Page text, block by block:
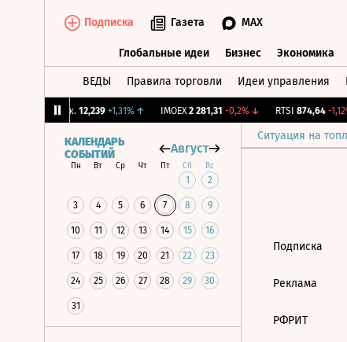
Подписка Газета MAX
Глобальные идеи Бизнес Экономика
ВЕДЫ Правила торговли Идеи управления
12,239 +1,31%↑ IMOEX 2 281,31 -0,2%↓ RTSI 874,64 -1,12%
Ситуация на
КАЛЕНДАРЬ
СОБЫТИЙ
Август
Пн Вт Ср Чт Пт Сб Вс
1 2
3 4 5 6 7 8 9
10 11 12 13 14 15 16
17 18 19 20 21 22 23
24 25 26 27 28 29 30
31
Подписка
Реклама
РФРИТ